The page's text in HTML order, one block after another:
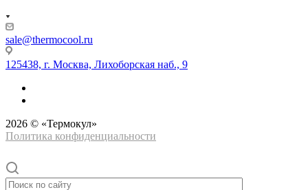
sale@thermocool.ru
125438, г. Москва, Лихоборская наб., 9
2026 © «Термокул»
Политика конфиденциальности